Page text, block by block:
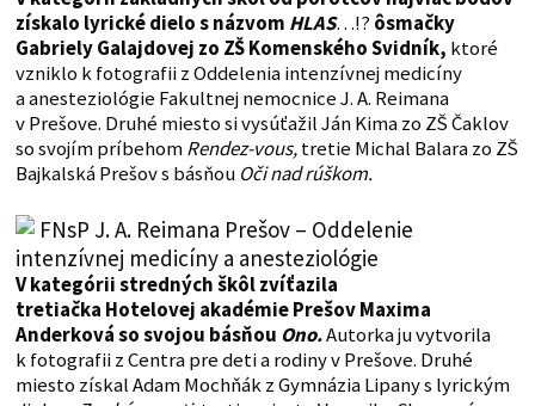
získalo lyrické dielo s názvom HLAS…!? ôsmačky
Gabriely Galajdovej zo ZŠ Komenského Svidník, ktoré
vzniklo k fotografii z Oddelenia intenzívnej medicíny
a anesteziológie Fakultnej nemocnice J. A. Reimana
v Prešove. Druhé miesto si vysúťažil Ján Kima zo ZŠ Čaklov
so svojím príbehomRendez-vous,tretie Michal Balara zo ZŠ
Bajkalská Prešov s básňou Oči nad rúškom.
V kategóriistredných škôl zvíťazila
tretiačka Hotelovej akadémie Prešov Maxima
Anderková so svojou básňou Ono.Autorka ju vytvorila
k fotografii z Centra pre deti a rodiny v Prešove. Druhé
miesto získal Adam Mochňák z Gymnázia Lipany s lyrickým